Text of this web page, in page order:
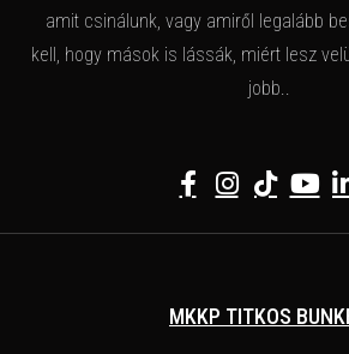
amit csinálunk, vagy amiről legalább
kell, hogy mások is lássák, miért lesz
jobb..
MKKP TITKOS